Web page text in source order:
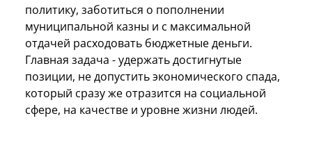
политику, заботиться о пополнении
муниципальной казны и с максимальной
отдачей расходовать бюджетные деньги.
Главная задача - удержать достигнутые
позиции, не допустить экономического спада,
который сразу же отразится на социальной
сфере, на качестве и уровне жизни людей.